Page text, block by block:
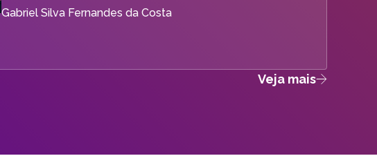
Gabriel Silva Fernandes da Costa
Veja mais